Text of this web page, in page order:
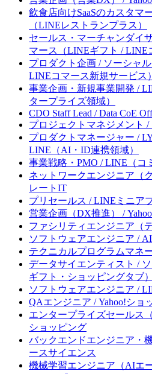
飲食店向けSaaSのカスタマ
（LINEレストランプラス）
セールス・マーチャンダイ
マース（LINEギフト / LINE
プロダクト企画 / ソーシャ
LINEコマース新規サービス）
事業企画・新規事業開発 /
タープライズ領域）
CDO Staff Lead / Data CoE
プロジェクトマネジメント
プロダクトマネージャー /
LINE（AI・ID連携領域）
事業戦略・PMO / LINE（コ
ネットワークエンジニア（
レートIT
プリセールス / LINEミニア
営業企画（DX推進） /
ファシリティエンジニア（
ソフトウェアエンジニア /
テクニカルプログラムマネ
データサイエンティスト /
ギフト・ショッピングタブ）
ソフトウェアエンジニア /
QAエンジニア / Yahoo!ショ
エンタープライズセールス
ショッピング
バックエンドエンジニア・
ースサイエンス
機械学習エンジニア（AIエ